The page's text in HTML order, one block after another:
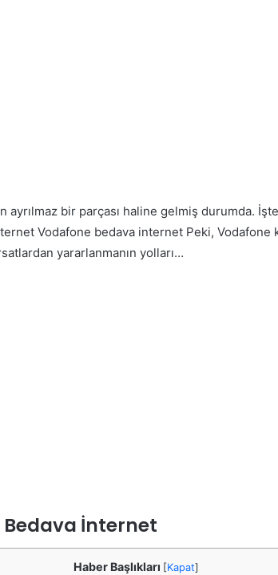
ayrılmaz bir parçası haline gelmiş durumda.
Vodafone bedava internet Peki, Vodafone
yararlanmanın yolları…
Bedava İnternet
Haber Başlıkları [Kapat]